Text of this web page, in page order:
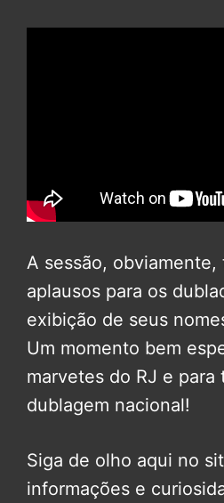
A sessão, obviamente,
aplausos para os
exibição de seus
Um momento bem
marvetes do RJ e para
dublagem nacional!
Siga de olho aqui no
informações e